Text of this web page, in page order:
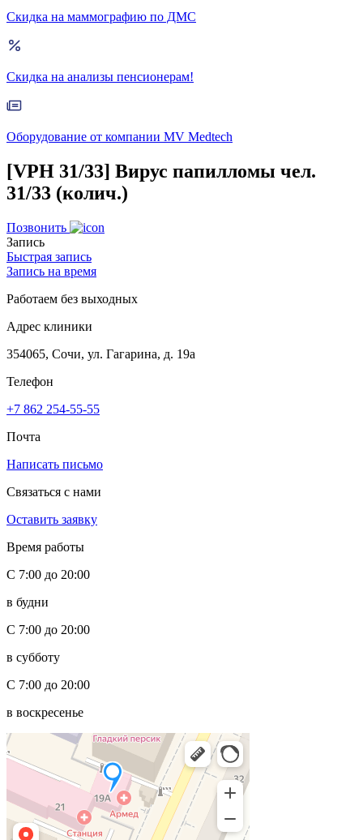
Скидка на маммографию по ДМС
Скидка на анализы пенсионерам!
Оборудование от компании MV Medtech
[VPH 31/33] Вирус папилломы чел.
31/33 (колич.)
Позвонить
Запись
Быстрая запись
Запись на время
Работаем без выходных
Адрес клиники
354065, Сочи, ул. Гагарина, д. 19а
Телефон
+7 862 254-55-55
Почта
Написать письмо
Связаться с нами
Оставить заявку
Время работы
С 7:00 до 20:00
в будни
С 7:00 до 20:00
в субботу
С 7:00 до 20:00
в воскресенье